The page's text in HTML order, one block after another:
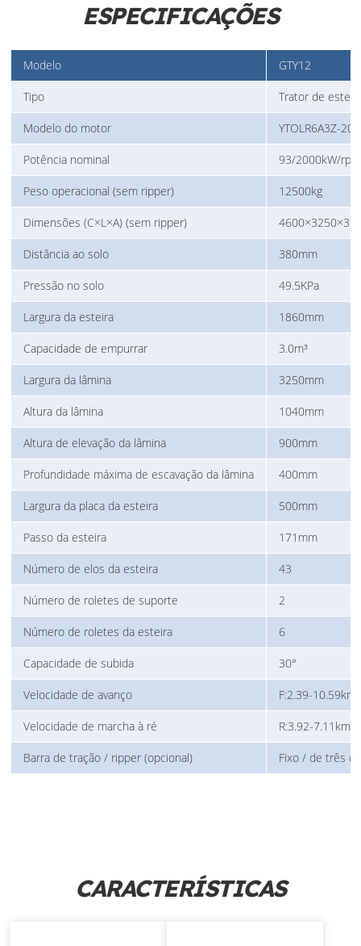
ESPECIFICAÇÕES
Modelo GTY12
Tipo Trator de
Modelo do motor YTOLR6A3Z-20
Potência nominal 93/2000kW/rpm
Peso operacional (sem ripper) 12500kg
Dimensões (C×L×A) (sem ripper)
Distância ao solo 380mm
Pressão no solo 49.5KPa
Largura da esteira 1860mm
Capacidade de empurrar 3.0m³
Largura da lâmina 3250mm
Altura da lâmina 1040mm
Altura de elevação da lâmina 900mm
Profundidade máxima de escavação da lâmina 400mm
Largura da placa da esteira 500mm
Passo da esteira 171mm
Número de elos da esteira 43
Número de roletes de suporte 2
Número de roletes da esteira 6
Capacidade de subida 30°
Velocidade de avanço F:2.39-
Velocidade de marcha à ré R:3.92-7.11km/h
Barra de tração / ripper (opcional) Fixo / de três
CARACTERÍSTICAS